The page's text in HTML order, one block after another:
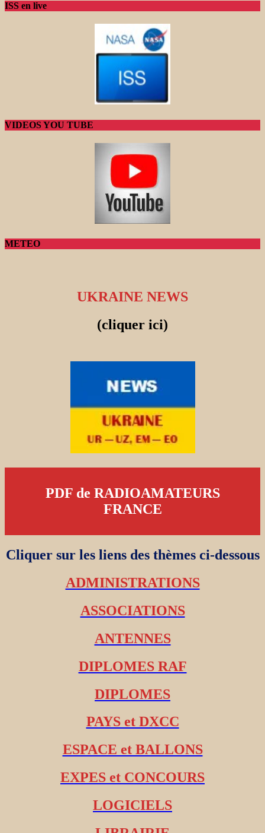
ISS en live
VIDEOS YOU TUBE
METEO
UKRAINE NEWS
(cliquer ici)
PDF de RADIOAMATEURS
FRANCE
Cliquer sur les liens des thèmes ci-dessous
ADMINISTRATIONS
ASSOCIATIONS
ANTENNES
DIPLOMES RAF
DIPLOMES
PAYS et DXCC
ESPACE et BALLONS
EXPES et CONCOURS
LOGICIELS